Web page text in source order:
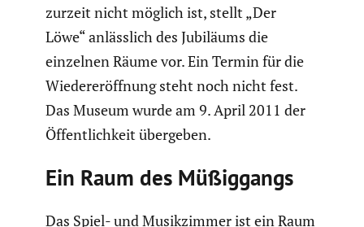
zurzeit nicht möglich ist, stellt „Der
Löwe“ anläss­lich des Jubiläums die
einzelnen Räume vor. Ein Termin für die
Wieder­eröff­nung steht noch nicht fest.
Das Museum wurde am 9. April 2011 der
Öffent­lich­keit übergeben.
Ein Raum des Müßig­gangs
Das Spiel- und Musik­zimmer ist ein Raum